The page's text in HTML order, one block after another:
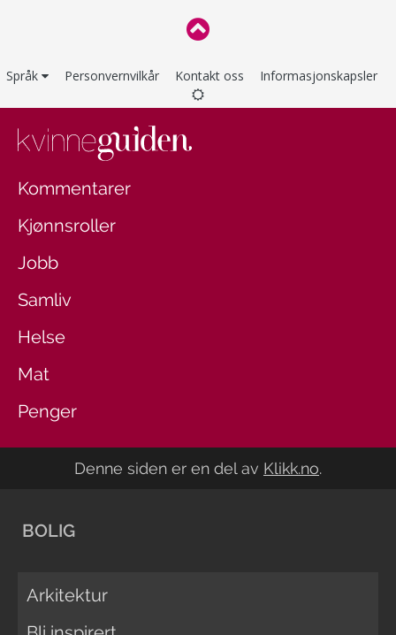
Språk Personvernvilkår Kontakt oss Informasjonskapsler
Kommentarer
Kjønnsroller
Jobb
Samliv
Helse
Mat
Penger
Denne siden er en del av Klikk.no.
BOLIG
Arkitektur